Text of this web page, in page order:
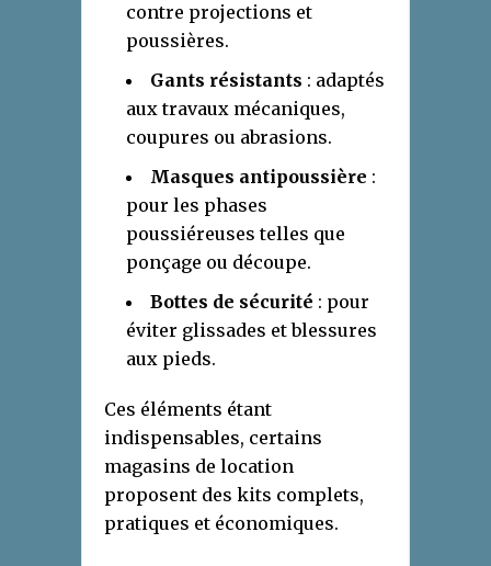
contre projections et
poussières.
Gants résistants : adaptés
aux travaux mécaniques,
coupures ou abrasions.
Masques antipoussière :
pour les phases
poussiéreuses telles que
ponçage ou découpe.
Bottes de sécurité : pour
éviter glissades et blessures
aux pieds.
Ces éléments étant
indispensables, certains
magasins de location
proposent des kits complets,
pratiques et économiques.